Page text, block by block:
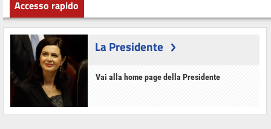
Accesso rapido
La Presidente
Vai alla home page della Presidente